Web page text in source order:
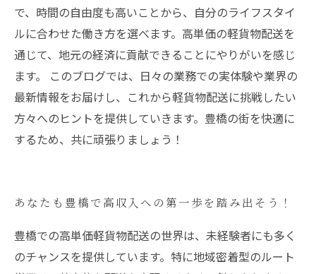
で、時間の自由度も高いことから、自分のライフスタイ
ルに合わせた働き方を選べます。高単価の軽貨物配送を
通じて、地元の経済に貢献できることにやりがいを感じ
ます。 このブログでは、日々の業務での実体験や業界の
最新情報をお届けし、これから軽貨物配送に挑戦したい
方々へのヒントを提供していきます。豊橋の街を快適に
するため、共に頑張りましょう！
あなたも豊橋で高収入への第一歩を踏み出そう！
豊橋での高単価軽貨物配送の世界は、未経験者にも多く
のチャンスを提供しています。特に地域密着型のルート